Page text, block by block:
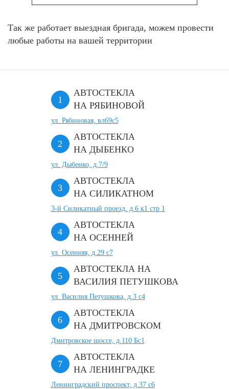
Так же работает выездная бригада, можем провести
любые работы на вашей территории
АВТОСТЕКЛА
НА РЯБИНОВОЙ
ул. Рябиновая, вл69с5
АВТОСТЕКЛА
НА ДЫБЕНКО
ул. Дыбенко, д.7/9
АВТОСТЕКЛА
НА СИЛИКАТНОМ
3-й Силикатный проезд, д.6 к1 стр 1
АВТОСТЕКЛА
НА ОСЕННЕЙ
ул. Осенняя, д.29 с7
АВТОСТЕКЛА НА
ВАСИЛИЯ ПЕТУШКОВА
ул. Василия Петушкова, д.3 с4
АВТОСТЕКЛА
НА ДМИТРОВСКОМ
Дмитровское шоссе, д.110 Бс1
АВТОСТЕКЛА
НА ЛЕНИНГРАДКЕ
Ленинградский проспект, д.37 c6